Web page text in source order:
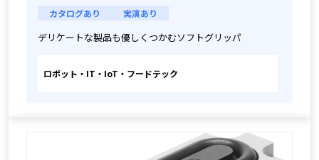
カタログあり 実演あり
デリケートな製品も優しくつかむソフトグリッパ
ロボット・IT・IoT・フードテック